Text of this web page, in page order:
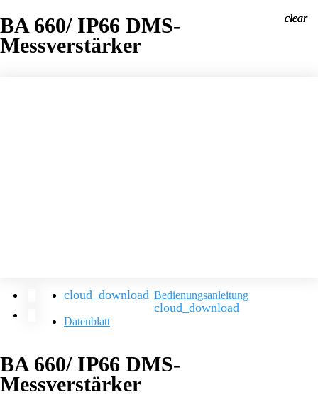
BA 660/ IP66 DMS-
Messverstärker
Bedienungsanleitung
Datenblatt
BA 660/ IP66 DMS-
Messverstärker
clear
clear
clear